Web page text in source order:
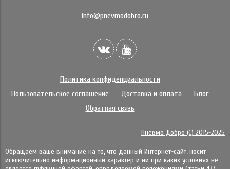
info@pnevmodobro.ru
Политика конфиденциальности
Пользовательское соглашение
Доставка и оплата
Блог
Обратная связь
Пневмо Добро (С) 2015-2025
Обращаем ваше внимание на то, что данный Интернет-сайт, носит
исключительно информационный характер и ни при каких условиях не